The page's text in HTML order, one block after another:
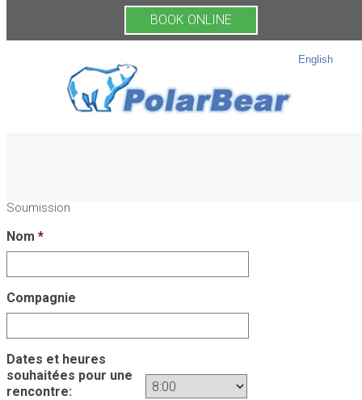
BOOK ONLINE
English
Soumission
Nom *
Compagnie
Dates et heures
souhaitées pour une
rencontre: